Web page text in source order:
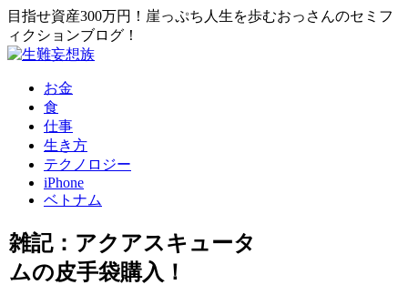
目指せ資産300万円！崖っぷち人生を歩むおっさんのセミフ
ィクションブログ！
お金
食
仕事
生き方
テクノロジー
iPhone
ベトナム
雑記：アクアスキュータ
ムの皮手袋購入！